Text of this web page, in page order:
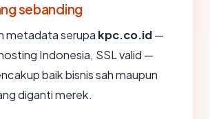
sebanding
metadata serupa kpc.co.id—
Indonesia, SSL valid —
baik bisnis sah maupun
diganti merek.